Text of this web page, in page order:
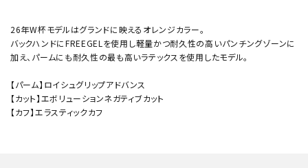
26年W杯モデルはグランドに映えるオレンジカラー。
バックハンドにFREEGELを使用し軽量かつ耐久性の高いパンチングゾーンに
加え、パームにも耐久性の最も高いラテックスを使用したモデル。
【パーム】ロイシュグリップアドバンス
【カット】エボリューションネガティブカット
【カフ】エラスティックカフ